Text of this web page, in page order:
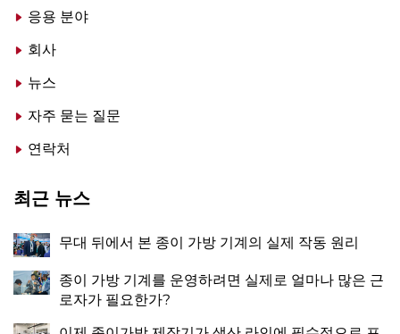
응용 분야
회사
뉴스
자주 묻는 질문
연락처
최근 뉴스
무대 뒤에서 본 종이 가방 기계의 실제 작동 원리
종이 가방 기계를 운영하려면 실제로 얼마나 많은 근
로자가 필요한가?